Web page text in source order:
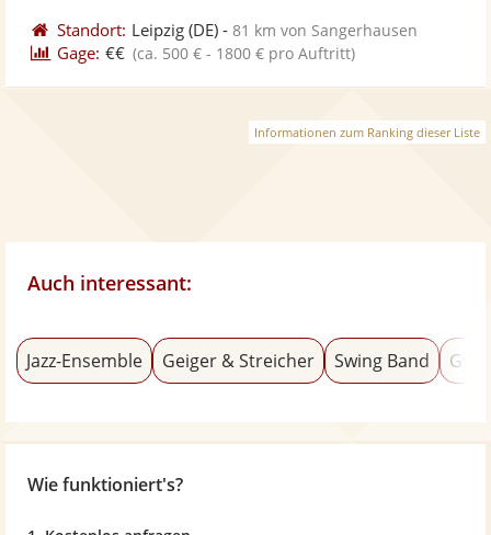
Standort: Leipzig (DE) -81 km von Sangerhausen
Gage: €€ (ca. 500 € - 1800 € pro Auftritt)
Informationen zum Ranking dieser Liste
Auch interessant:
Jazz-Ensemble Geiger & Streicher Swing Band
Wie funktioniert's?